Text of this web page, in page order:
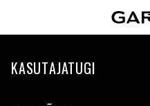
KASUTAJATUGI